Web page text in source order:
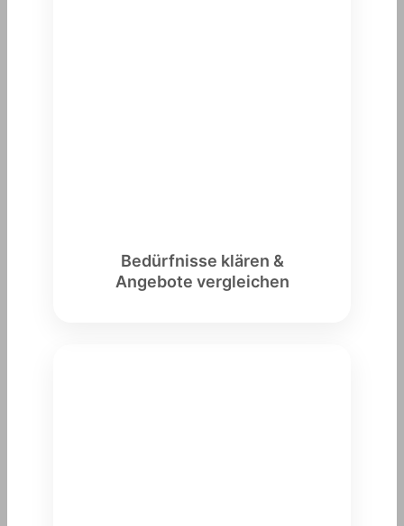
Bedürfnisse klären &
Angebote vergleichen